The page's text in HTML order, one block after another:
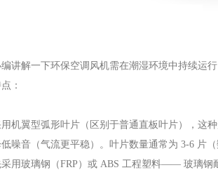
讲解一下环保空调风机需在潮湿环境中持续运
：
机翼型弧形叶片（区别于普通直板叶片），这
噪音（气流更平稳）。叶片数量通常为 3-6 片
用玻璃钢（FRP）或 ABS 工程塑料—— 玻璃钢